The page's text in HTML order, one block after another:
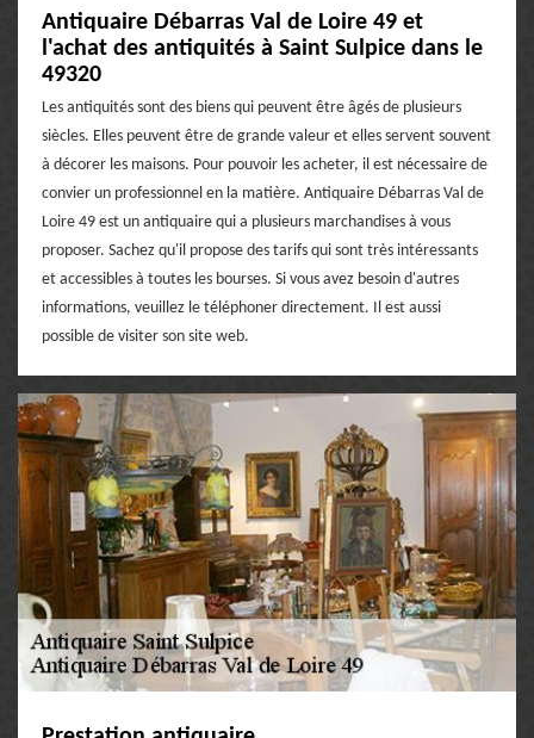
Antiquaire Débarras Val de Loire 49 et
l'achat des antiquités à Saint Sulpice dans le
49320
Les antiquités sont des biens qui peuvent être âgés de plusieurs
siècles. Elles peuvent être de grande valeur et elles servent souvent
à décorer les maisons. Pour pouvoir les acheter, il est nécessaire de
convier un professionnel en la matière. Antiquaire Débarras Val de
Loire 49 est un antiquaire qui a plusieurs marchandises à vous
proposer. Sachez qu'il propose des tarifs qui sont très intéressants
et accessibles à toutes les bourses. Si vous avez besoin d'autres
informations, veuillez le téléphoner directement. Il est aussi
possible de visiter son site web.